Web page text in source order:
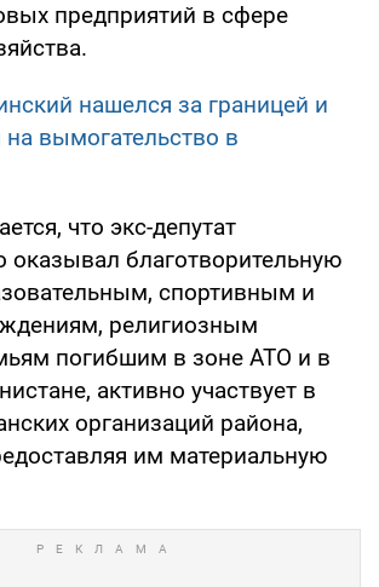
предприятий в сфере
нашелся за границей и
вымогательство в
что экс-депутат
оказывал благотворительную
спортивным и
религиозным
погибшим в зоне АТО и в
активно участвует в
организаций района,
им материальную